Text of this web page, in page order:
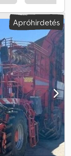
Apróhirdetés